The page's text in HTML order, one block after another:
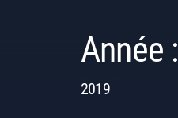
Année :
2019